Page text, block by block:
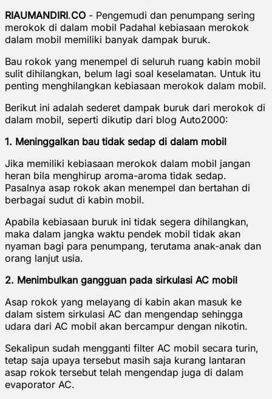
RIAUMANDIRI.CO - Pengemudi dan penumpang sering
merokok di dalam mobil Padahal kebiasaan merokok
dalam mobil memiliki banyak dampak buruk.
Bau rokok yang menempel di seluruh ruang kabin mobil
sulit dihilangkan, belum lagi soal keselamatan. Untuk itu
penting menghilangkan kebiasaan merokok dalam mobil.
Berikut ini adalah sederet dampak buruk dari merokok di
dalam mobil, seperti dikutip dari blog Auto2000:
1. Meninggalkan bau tidak sedap di dalam mobil
Jika memiliki kebiasaan merokok dalam mobil jangan
heran bila menghirup aroma-aroma tidak sedap.
Pasalnya asap rokok akan menempel dan bertahan di
berbagai sudut di kabin mobil.
Apabila kebiasaan buruk ini tidak segera dihilangkan,
maka dalam jangka waktu pendek mobil tidak akan
nyaman bagi para penumpang, terutama anak-anak dan
orang lanjut usia.
2. Menimbulkan gangguan pada sirkulasi AC mobil
Asap rokok yang melayang di kabin akan masuk ke
dalam sistem sirkulasi AC dan mengendap sehingga
udara dari AC mobil akan bercampur dengan nikotin.
Sekalipun sudah mengganti filter AC mobil secara turin,
tetap saja upaya tersebut masih saja kurang lantaran
asap rokok tersebut telah mengendap juga di dalam
evaporator AC.